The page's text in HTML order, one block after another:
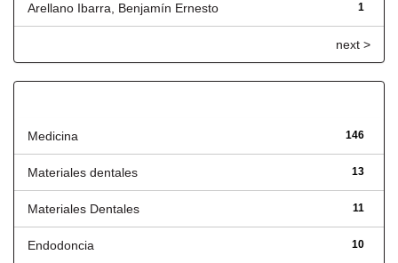
1
Arellano Ibarra, Benjamín Ernesto
next >
146
Medicina
13
Materiales dentales
11
Materiales Dentales
10
Endodoncia